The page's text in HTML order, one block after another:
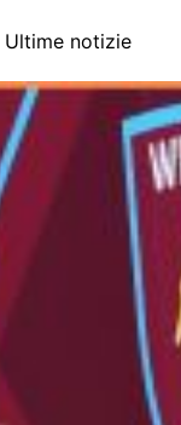
Ultime notizie